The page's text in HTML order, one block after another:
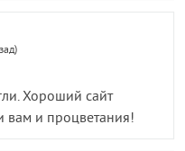
Хороший сайт
вам и процветания!